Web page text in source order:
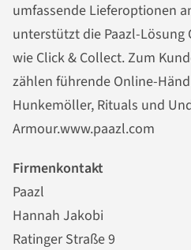
umfassende Lieferoptionen
unterstützt die Paazl-Lösung
wie Click & Collect. Zum
zählen führende Online-
Hunkemöller, Rituals und
Armour.www.paazl.com
Firmenkontakt
Paazl
Hannah Jakobi
Ratinger Straße 9